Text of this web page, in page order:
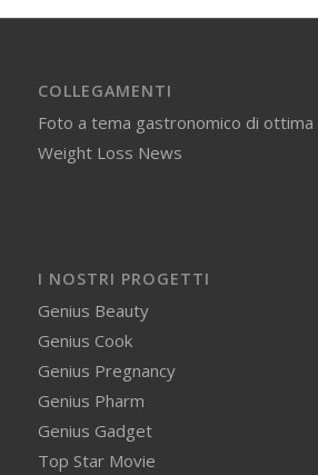
COLLEGAMENTI
Foto a tema gastronomico di ottima
Weight Loss News
I NOSTRI PROGETTI
Genius Beauty
Genius Cook
Genius Pregnancy
Genius Pharm
Genius Gadget
Top Star Movie